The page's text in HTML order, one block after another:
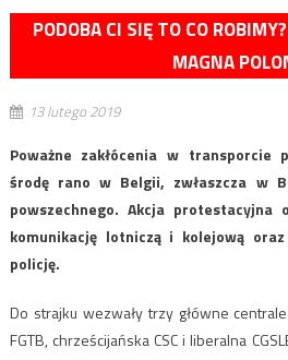
PODOBA CI SIĘ TO CO
MAGNA
13 lutego 2019
Poważne zakłócenia w transporcie
środę rano w Belgii, zwłaszcza w
powszechnego. Akcja protestacyjna
komunikację lotniczą i kolejową
policję.
Do strajku wezwały trzy główne
FGTB, chrześcijańska CSC i liberalna